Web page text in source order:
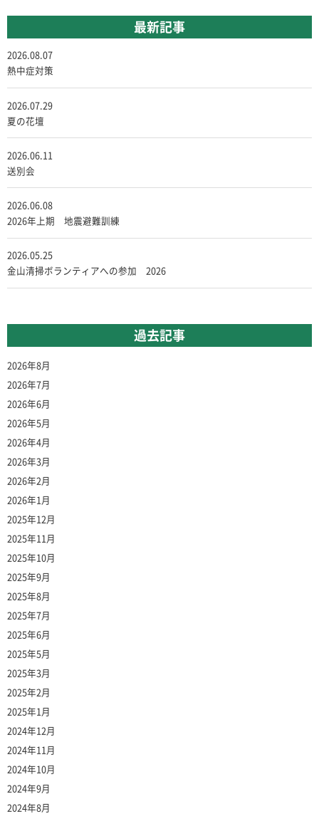
最新記事
2026.08.07
熱中症対策
2026.07.29
夏の花壇
2026.06.11
送別会
2026.06.08
2026年上期 地震避難訓練
2026.05.25
金山清掃ボランティアへの参加 2026
過去記事
2026年8月
2026年7月
2026年6月
2026年5月
2026年4月
2026年3月
2026年2月
2026年1月
2025年12月
2025年11月
2025年10月
2025年9月
2025年8月
2025年7月
2025年6月
2025年5月
2025年3月
2025年2月
2025年1月
2024年12月
2024年11月
2024年10月
2024年9月
2024年8月